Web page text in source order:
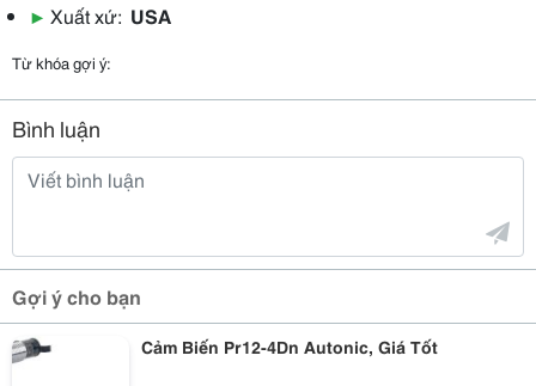
▶ Xuất xứ: USA
Từ khóa gợi ý:
Bình luận
Gợi ý cho bạn
Cảm Biến Pr12-4Dn Autonic, Giá Tốt